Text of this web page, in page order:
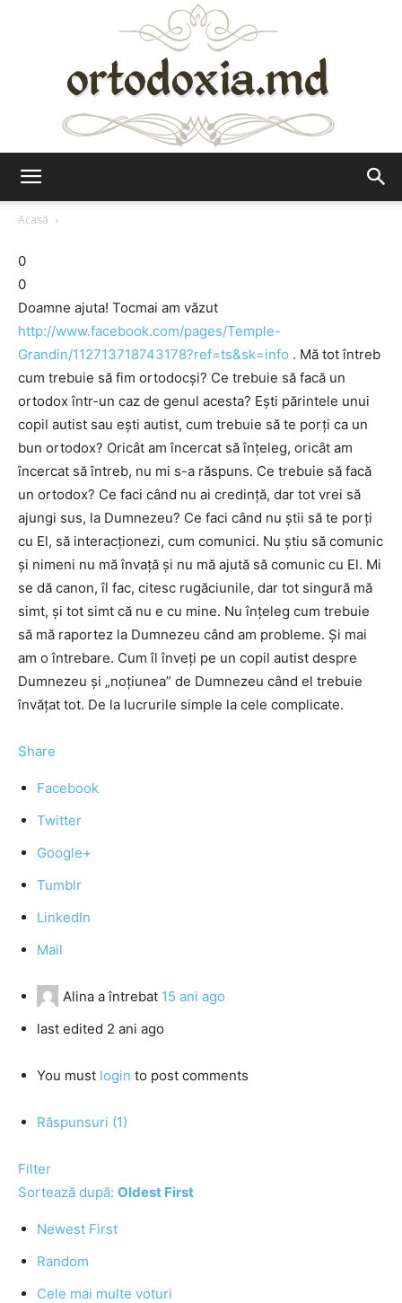
Acasă
0
0
Doamne ajuta! Tocmai am văzut
http://www.facebook.com/pages/Temple-
Grandin/112713718743178?ref=ts&sk=info . Mă tot întreb
cum trebuie să fim ortodocşi? Ce trebuie să facă un
ortodox într-un caz de genul acesta? Eşti părintele unui
copil autist sau eşti autist, cum trebuie să te porţi ca un
bun ortodox? Oricât am încercat să înţeleg, oricât am
încercat să întreb, nu mi s-a răspuns. Ce trebuie să facă
un ortodox? Ce faci când nu ai credinţă, dar tot vrei să
ajungi sus, la Dumnezeu? Ce faci când nu ştii să te porţi
cu El, să interacţionezi, cum comunici. Nu ştiu să comunic
şi nimeni nu mă învaţă şi nu mă ajută să comunic cu El. Mi
se dă canon, îl fac, citesc rugăciunile, dar tot singură mă
simt, şi tot simt că nu e cu mine. Nu înţeleg cum trebuie
să mă raportez la Dumnezeu când am probleme. Şi mai
am o întrebare. Cum îl înveţi pe un copil autist despre
Dumnezeu şi „noţiunea” de Dumnezeu când el trebuie
învăţat tot. De la lucrurile simple la cele complicate.
Share
Facebook
Twitter
Google+
Tumblr
LinkedIn
Mail
Alina a întrebat 15 ani ago
last edited 2 ani ago
You must login to post comments
Răspunsuri (1)
Filter
Sortează după: Oldest First
Newest First
Random
Cele mai multe voturi